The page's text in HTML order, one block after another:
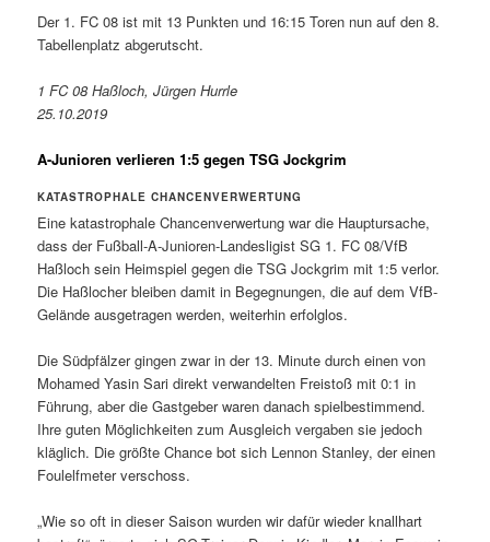
Der 1. FC 08 ist mit 13 Punkten und 16:15 Toren nun auf den 8.
Tabellenplatz abgerutscht.
1 FC 08 Haßloch, Jürgen Hurrle
25.10.2019
A-Junioren verlieren 1:5 gegen TSG Jockgrim
KATASTROPHALE CHANCENVERWERTUNG
Eine katastrophale Chancenverwertung war die Hauptursache,
dass der Fußball-A-Junioren-Landesligist SG 1. FC 08/VfB
Haßloch sein Heimspiel gegen die TSG Jockgrim mit 1:5 verlor.
Die Haßlocher bleiben damit in Begegnungen, die auf dem VfB-
Gelände ausgetragen werden, weiterhin erfolglos.
Die Südpfälzer gingen zwar in der 13. Minute durch einen von
Mohamed Yasin Sari direkt verwandelten Freistoß mit 0:1 in
Führung, aber die Gastgeber waren danach spielbestimmend.
Ihre guten Möglichkeiten zum Ausgleich vergaben sie jedoch
kläglich. Die größte Chance bot sich Lennon Stanley, der einen
Foulelfmeter verschoss.
„Wie so oft in dieser Saison wurden wir dafür wieder knallhart